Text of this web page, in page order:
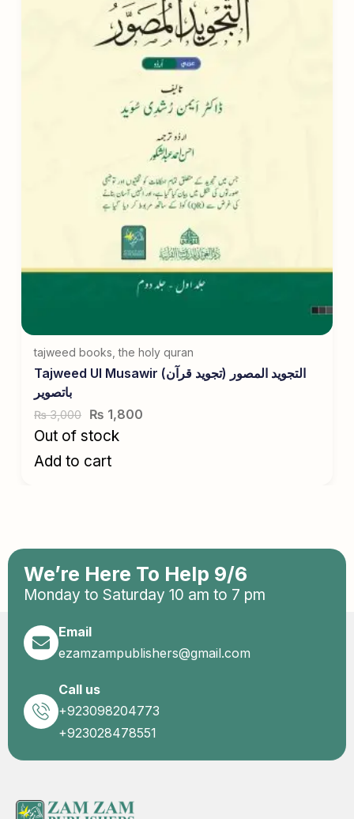
tajweed books ,the holy quran
Tajweed Ul Musawir (التجوید المصور (تجوید قرآن
باتصویر
₨3,000 ₨ 1,800
Out of stock
Add to cart
We’re Here To Help 9/6
Monday to Saturday 10 am to 7 pm
Email
ezamzampublishers@gmail.com
Call us
+923098204773
+923028478551